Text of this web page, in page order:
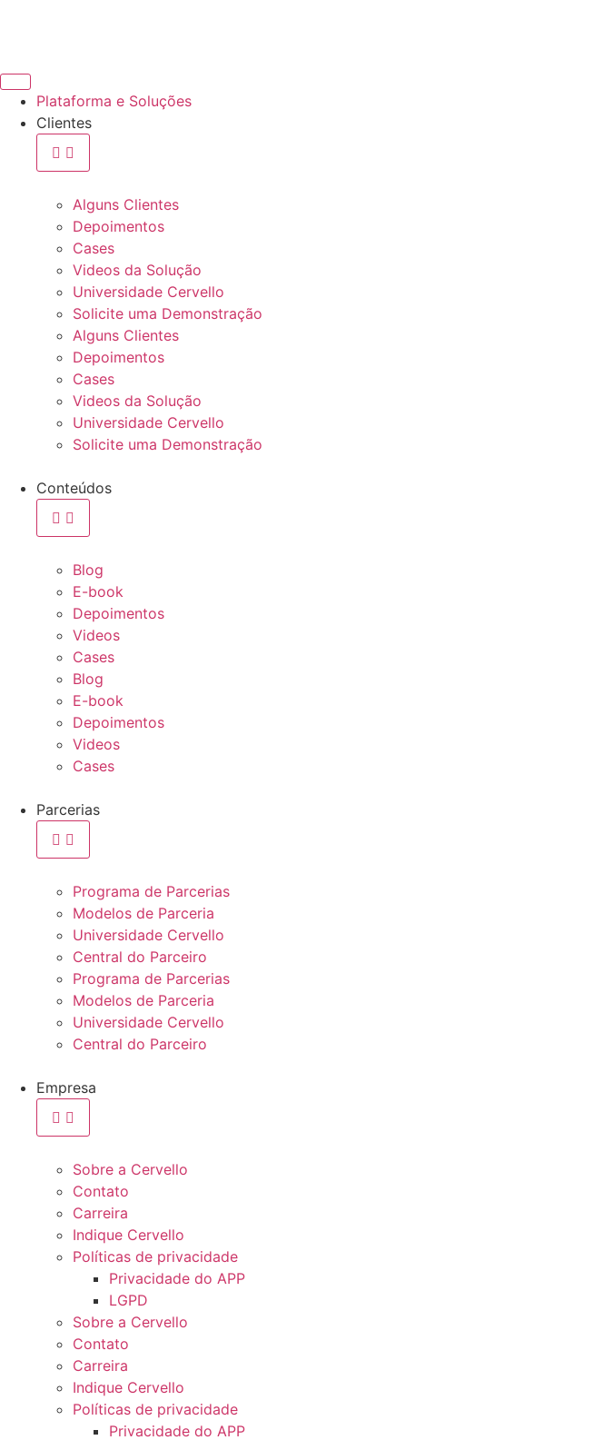
Plataforma e Soluções
Clientes
Alguns Clientes
Depoimentos
Cases
Videos da Solução
Universidade Cervello
Solicite uma Demonstração
Alguns Clientes
Depoimentos
Cases
Videos da Solução
Universidade Cervello
Solicite uma Demonstração
Conteúdos
Blog
E-book
Depoimentos
Videos
Cases
Blog
E-book
Depoimentos
Videos
Cases
Parcerias
Programa de Parcerias
Modelos de Parceria
Universidade Cervello
Central do Parceiro
Programa de Parcerias
Modelos de Parceria
Universidade Cervello
Central do Parceiro
Empresa
Sobre a Cervello
Contato
Carreira
Indique Cervello
Políticas de privacidade
Privacidade do APP
LGPD
Sobre a Cervello
Contato
Carreira
Indique Cervello
Políticas de privacidade
Privacidade do APP